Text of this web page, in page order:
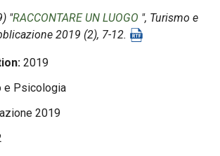
"RACCONTARE UN LUOGO ", Turismo e
2019 (2), 7-12.
2019
e Psicologia
2019